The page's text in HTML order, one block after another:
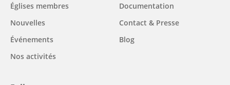
navigation
Églises membres
Nouvelles
Événements
Nos activités
Documentation
Contact & Presse
Blog